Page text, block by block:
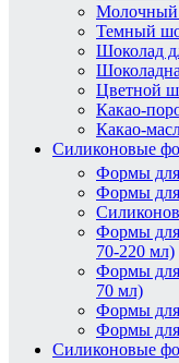
Молочный
Темный
Шоколад
Цветной
Какао-
Какао-
Силиконовые
Формы для
Формы для
Формы
70-220 мл)
Формы для
70 мл)
Формы для
Формы для
Силиконовые